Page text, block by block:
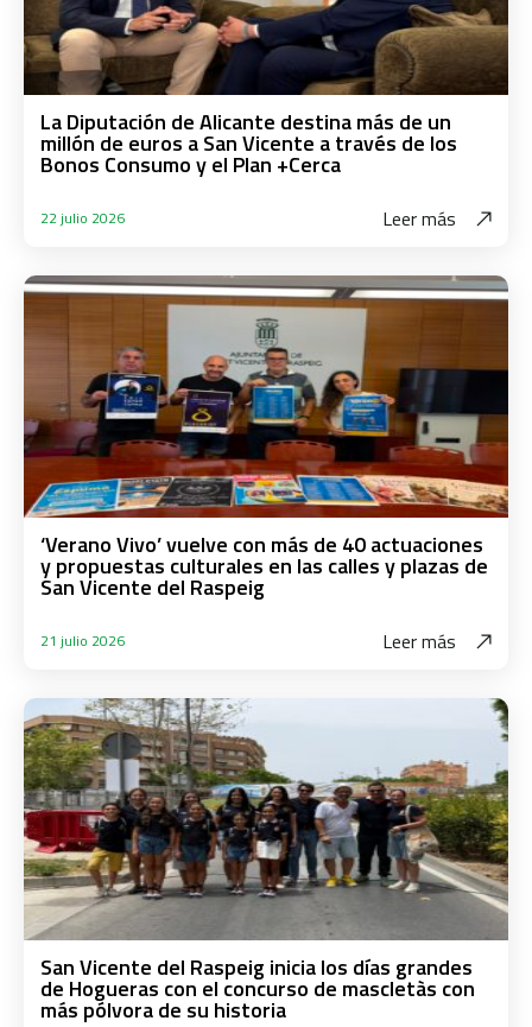
La Diputación de Alicante destina más de un
millón de euros a San Vicente a través de los
Bonos Consumo y el Plan +Cerca
22 julio 2026 Leer más
‘Verano Vivo’ vuelve con más de 40 actuaciones
y propuestas culturales en las calles y plazas de
San Vicente del Raspeig
21 julio 2026 Leer más
San Vicente del Raspeig inicia los días grandes
de Hogueras con el concurso de mascletàs con
más pólvora de su historia